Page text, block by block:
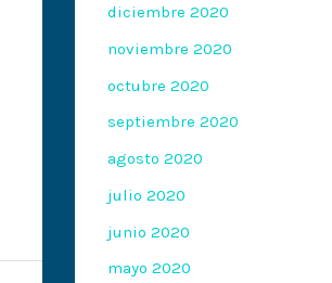
diciembre 2020
noviembre 2020
octubre 2020
septiembre 2020
agosto 2020
julio 2020
junio 2020
mayo 2020